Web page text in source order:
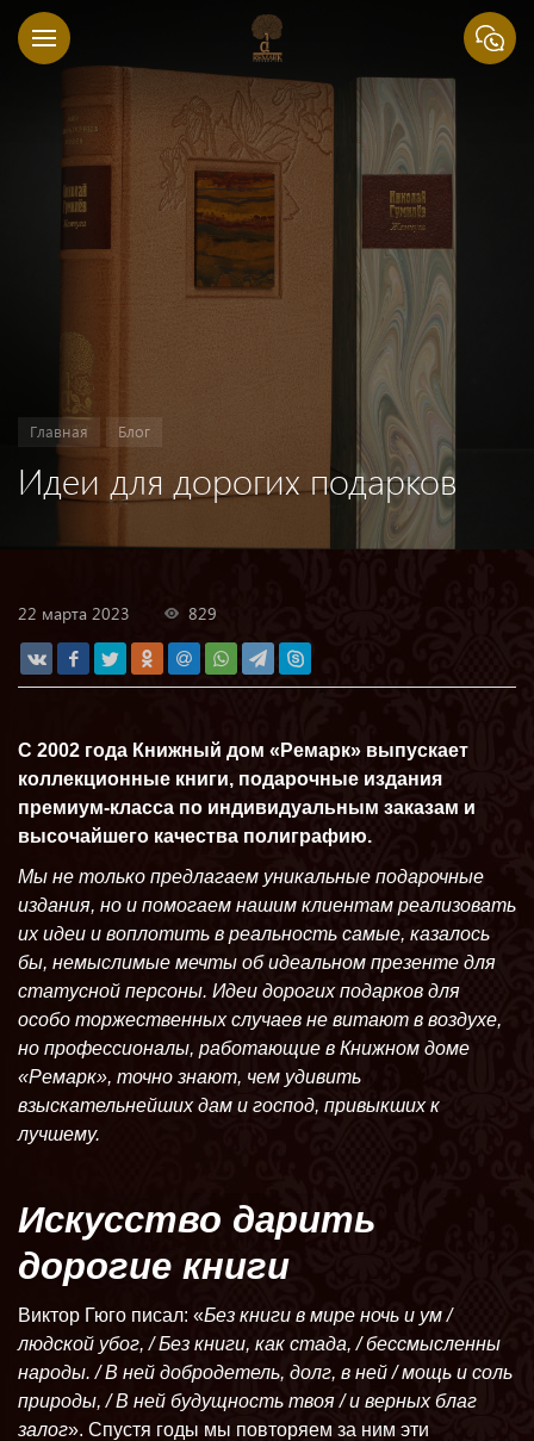
Главная Блог
Идеи для дорогих подарков
22 марта 2023 829
С 2002 года Книжный дом «Ремарк» выпускает
коллекционные книги, подарочные издания
премиум-класса по индивидуальным заказам и
высочайшего качества полиграфию.
Мы не только предлагаем уникальные подарочные
издания, но и помогаем нашим клиентам реализовать
их идеи и воплотить в реальность самые, казалось
бы, немыслимые мечты об идеальном презенте для
статусной персоны. Идеи дорогих подарков для
особо торжественных случаев не витают в воздухе,
но профессионалы, работающие в Книжном доме
«Ремарк», точно знают, чем удивить
взыскательнейших дам и господ, привыкших к
лучшему.
Искусство дарить
дорогие книги
Виктор Гюго писал: «Без книги в мире ночь и ум /
людской убог, / Без книги, как стада, / бессмысленны
народы. / В ней добродетель, долг, в ней / мощь и соль
природы, / В ней будущность твоя / и верных благ
залог». Спустя годы мы повторяем за ним эти